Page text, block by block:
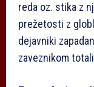
reda oz. stika z
prežetosti z
dejavniki
zaveznikom